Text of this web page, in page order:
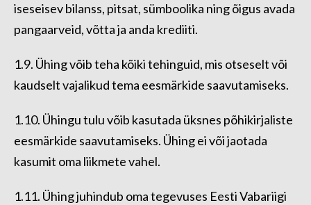
iseseisev bilanss, pitsat, sümboolika ning õigus avada
pangaarveid, võtta ja anda krediiti.
1.9. Ühing võib teha kõiki tehinguid, mis otseselt või
kaudselt vajalikud tema eesmärkide saavutamiseks.
1.10. Ühingu tulu võib kasutada üksnes põhikirjaliste
eesmärkide saavutamiseks. Ühing ei või jaotada
kasumit oma liikmete vahel.
1.11. Ühing juhindub oma tegevuses Eesti Vabariigi